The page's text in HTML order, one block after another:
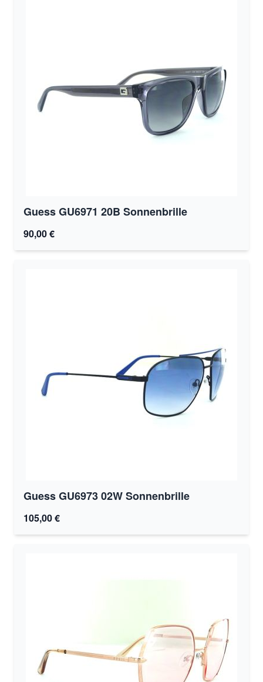
Guess GU6971 20B Sonnenbrille
90,00 €
Guess GU6973 02W Sonnenbrille
105,00 €